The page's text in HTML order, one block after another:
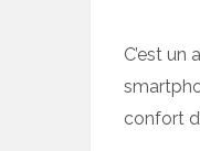
C’est
confort